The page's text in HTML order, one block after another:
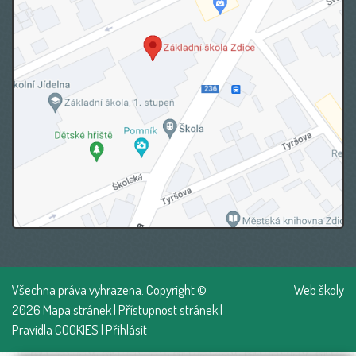
Všechna práva vyhrazena. Copyright ©
2026Mapa stránek|Přístupnost stránek|
Pravidla COOKIES|Přihlásit
Web školy